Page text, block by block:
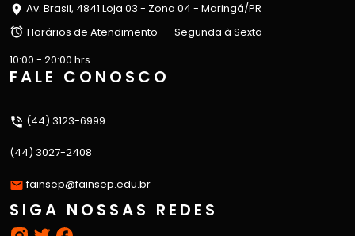
Av. Brasil, 4841 Loja 03 - Zona 04 - Maringá/PR
Horários de Atendimento
Segunda à Sexta
10:00 - 20:00 hrs
FALE CONOSCO
(44) 3123-6999
(44) 3027-2408
fainsep@fainsep.edu.br
SIGA NOSSAS REDES